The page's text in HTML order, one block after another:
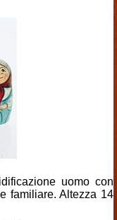
uomo con
familiare. Altezza 14